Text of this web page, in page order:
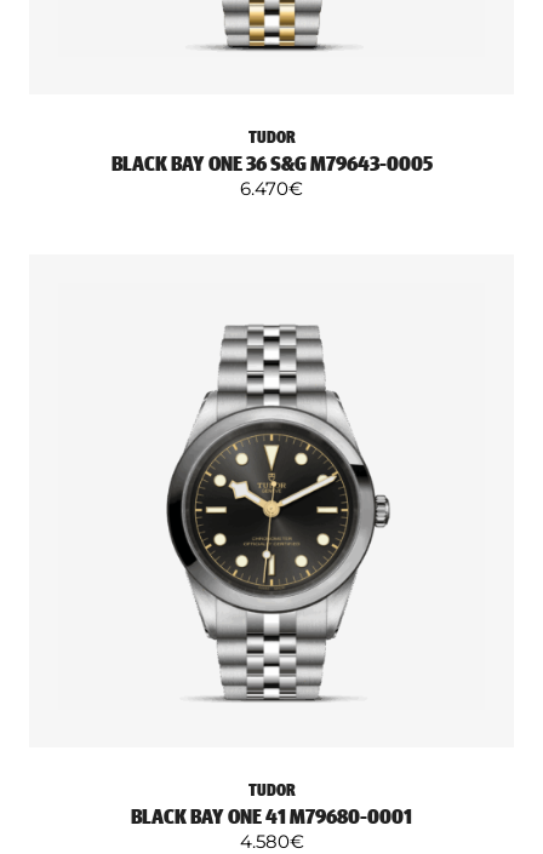
TUDOR
BLACK BAY ONE 36 S&G M79643-0005
6.470€
TUDOR
BLACK BAY ONE 41 M79680-0001
4.580€